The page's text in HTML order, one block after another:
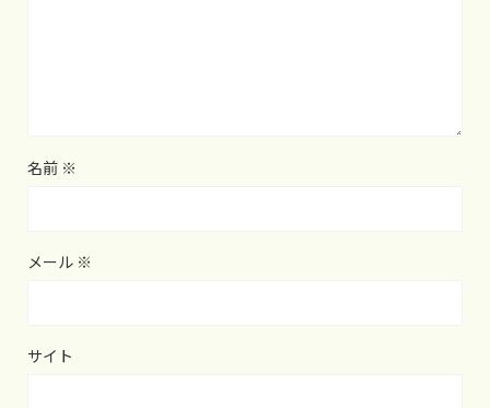
名前 ※
メール ※
サイト